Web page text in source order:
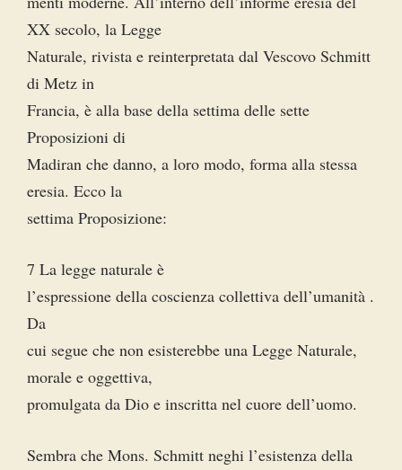
XX secolo, la Legge
Naturale, rivista e reinterpretata dal Vescovo Schmitt
di Metz in
Francia, è alla base della settima delle sette
Proposizioni di
Madiran che danno, a loro modo, forma alla stessa
eresia. Ecco la
settima Proposizione:
7 La legge naturale è
l’espressione della coscienza collettiva dell’umanità .
Da
cui segue che non esisterebbe una Legge Naturale,
morale e oggettiva,
promulgata da Dio e inscritta nel cuore dell’uomo.
Sembra che Mons. Schmitt neghi l’esistenza della